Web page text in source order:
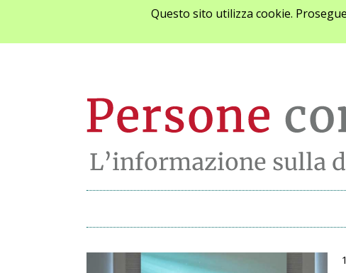
Questo sito utilizza cookie.
Ultime notizie